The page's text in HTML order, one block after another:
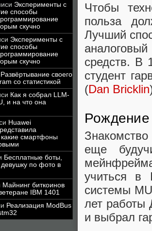
Эксперименты с
способы
скучно
Эксперименты с
способы
скучно
Развёртывание своего
со статистикой
Как я собрал LLM-
и на что она
Huawei
смартфоны
Бесплатные боты,
девушку по фото в
Майнинг биткоинов
IBM 1401
Реализация ModBus
Чтобы
польза
Лучший
средств. В
студент
(Dan Bricklin
Рождение
еще
учиться в
системы
лет работы
и выбрал